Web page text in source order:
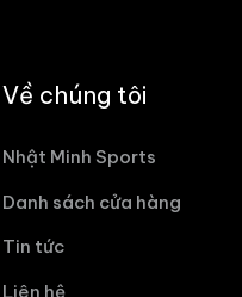
Về chúng tôi
Nhật Minh Sports
Danh sách cửa hàng
Tin tức
Liên hệ